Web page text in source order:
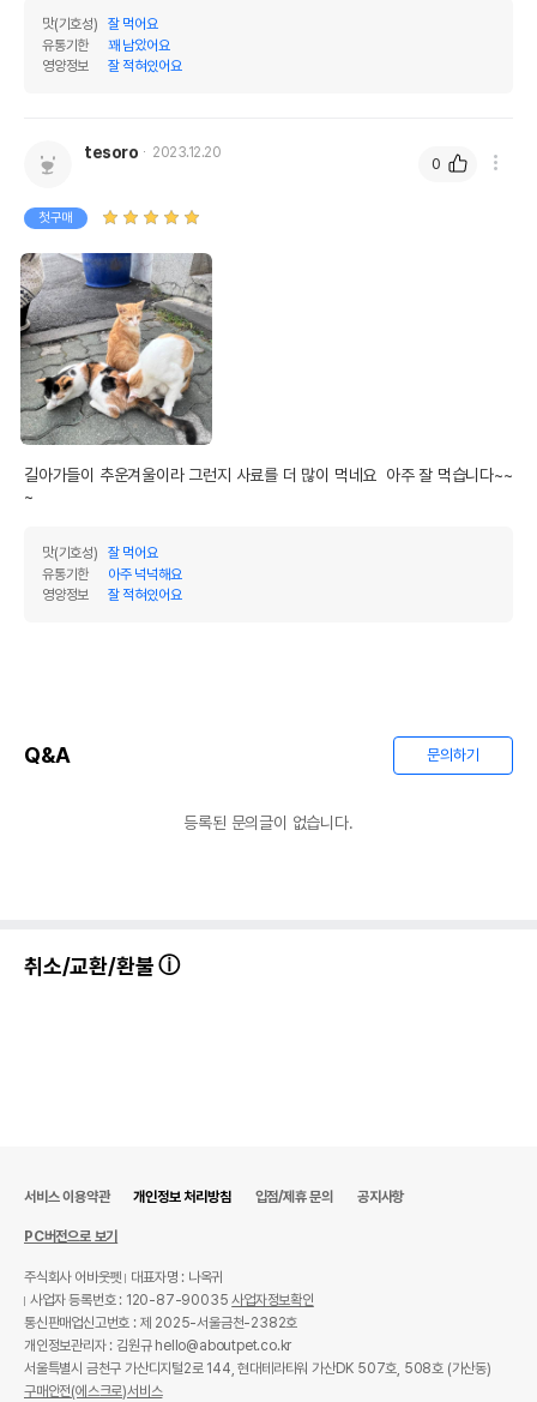
맛(기호성)
잘 먹어요
유통기한
꽤 남았어요
영양정보
잘 적혀있어요
tesoro 2023.12.20
첫구매
길아가들이 추운겨울이라 그런지 사료를 더 많이 먹네요  아주 잘 먹습니다~~
~
맛(기호성)
잘 먹어요
유통기한
아주 넉넉해요
영양정보
잘 적혀있어요
0
Q&A 문의하기
등록된 문의글이 없습니다.
취소/교환/환불
서비스 이용약관 개인정보 처리방침 입점/제휴 문의 공지사항
PC버전으로 보기
주식회사 어바웃펫
대표자명 : 나옥귀
사업자 등록번호 : 120-87-90035사업자정보확인
통신판매업신고번호 : 제 2025-서울금천-2382호
개인정보관리자 : 김원규 hello@aboutpet.co.kr
서울특별시 금천구 가산디지털2로 144, 현대테라타워 가산DK 507호, 508호 (가산동)
구매안전(에스크로)서비스